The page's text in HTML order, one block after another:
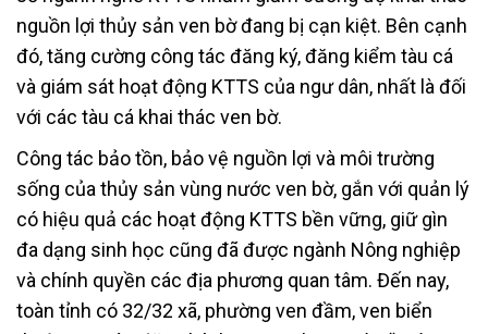
nguồn lợi thủy sản ven bờ đang bị cạn kiệt. Bên cạnh
đó, tăng cường công tác đăng ký, đăng kiểm tàu cá
và giám sát hoạt động KTTS của ngư dân, nhất là đối
với các tàu cá khai thác ven bờ.
Công tác bảo tồn, bảo vệ nguồn lợi và môi trường
sống của thủy sản vùng nước ven bờ, gắn với quản lý
có hiệu quả các hoạt động KTTS bền vững, giữ gìn
đa dạng sinh học cũng đã được ngành Nông nghiệp
và chính quyền các địa phương quan tâm. Đến nay,
toàn tỉnh có 32/32 xã, phường ven đầm, ven biển